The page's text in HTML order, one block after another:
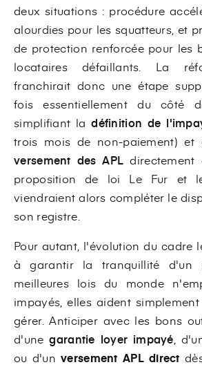
deux situations : procédure
alourdies pour les squatteurs, et
de protection renforcée pour les
locataires défaillants. La
franchirait donc une étape
fois essentiellement du côté
simplifiant ladéfinition de
trois mois de non-paiement) et
versement des APL directement
proposition de loi Le Fur et
viendraient alors compléter le
son registre.
Pour autant, l'évolution du cadre
à garantir la tranquillité d'un
meilleures lois du monde
impayés, elles aident
gérer. Anticiper avec les bons
d'unegarantie loyer impayé ,
ou d'unversement APL direct